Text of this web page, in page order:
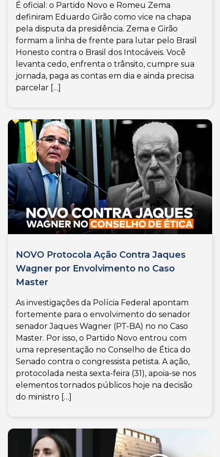
É oficial: o Partido Novo e Romeu Zema
definiram Eduardo Girão como vice na chapa
pela disputa da presidência. Zema e Girão
formam a linha de frente para lutar pelo Brasil
Honesto contra o Brasil dos Intocáveis. Você
levanta cedo, enfrenta o trânsito, cumpre sua
jornada, paga as contas em dia e ainda precisa
parcelar […]
NOVO Protocola Ação Contra Jaques
Wagner por Envolvimento no Caso
Master
As investigações da Polícia Federal apontam
fortemente para o envolvimento do senador
senador Jaques Wagner (PT-BA) no no Caso
Master. Por isso, o Partido Novo entrou com
uma representação no Conselho de Ética do
Senado contra o congressista petista. A ação,
protocolada nesta sexta-feira (31), apoia-se nos
elementos tornados públicos hoje na decisão
do ministro […]